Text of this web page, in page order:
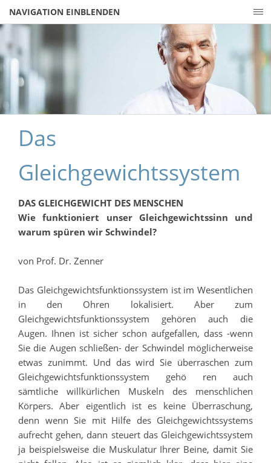
NAVIGATION EINBLENDEN
Das
Gleichgewichtssystem
DAS GLEICHGEWICHT DES MENSCHEN
Wie funktioniert unser Gleichgewichtssinn und
warum spüren wir Schwindel?
von Prof. Dr. Zenner
Das Gleichgewichtsfunktionssystem ist im Wesentlichen
in den Ohren lokalisiert. Aber zum
Gleichgewichtsfunktionssystem gehören auch die
Augen. Ihnen ist sicher schon aufgefallen, dass -wenn
Sie die Augen schließen- der Schwindel möglicherweise
etwas zunimmt. Und das wird Sie überraschen zum
Gleichgewichtsfunktionssystem gehö ren auch
sämtliche willkürlichen Muskeln des menschlichen
Körpers. Aber eigentlich ist es keine Überraschung,
denn wenn Sie mit Hilfe des Gleichgewichtssystems
aufrecht gehen, dann steuert das Gleichgewichtssystem
ja beispielsweise die Muskulatur Ihrer Beine, damit Sie